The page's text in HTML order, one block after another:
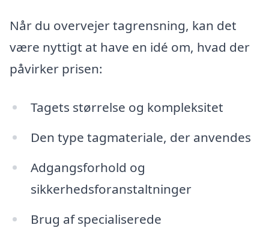
Når du overvejer tagrensning, kan det
være nyttigt at have en idé om, hvad der
påvirker prisen:
Tagets størrelse og kompleksitet
Den type tagmateriale, der anvendes
Adgangsforhold og
sikkerhedsforanstaltninger
Brug af specialiserede